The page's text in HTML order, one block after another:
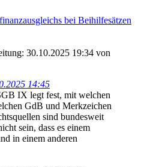
bei Beihilfesätzen
: 30.10.2025 19:34 von
14:45
IX legt fest, mit welchen
GdB und Merkzeichen
sind bundesweit
sein, dass es einem
in einem anderen